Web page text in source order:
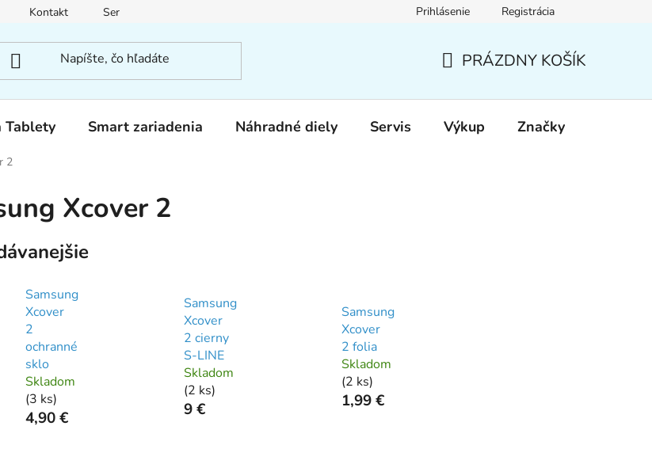
Kontakt Servis Prihlásenie Registrácia
KOŠÍK
PRÁZDNY KOŠÍK
Tablety Smart zariadenia Náhradné diely Servis Výkup Značky
2
Xcover 2
Samsung
Xcover
2
ochranné
sklo
Skladom
(3 ks)
4,90 €
Samsung
Xcover
2 cierny
S-LINE
Skladom
(2 ks)
9 €
Samsung
Xcover
2 folia
Skladom
(2 ks)
1,99 €